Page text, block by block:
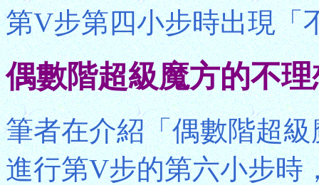
第V步第四小步時出現「
偶數階超級魔方的不
筆者在介紹「偶數階超
進行第V步的第六小步時